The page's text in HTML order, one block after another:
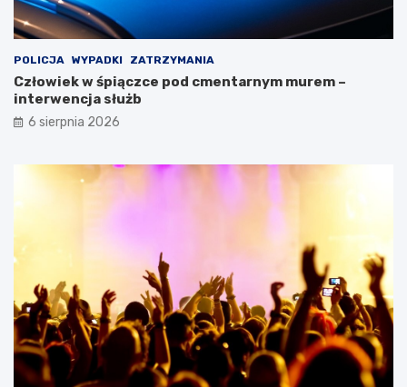
POLICJA WYPADKI ZATRZYMANIA
Człowiek w śpiączce pod cmentarnym murem –
interwencja służb
6 sierpnia 2026